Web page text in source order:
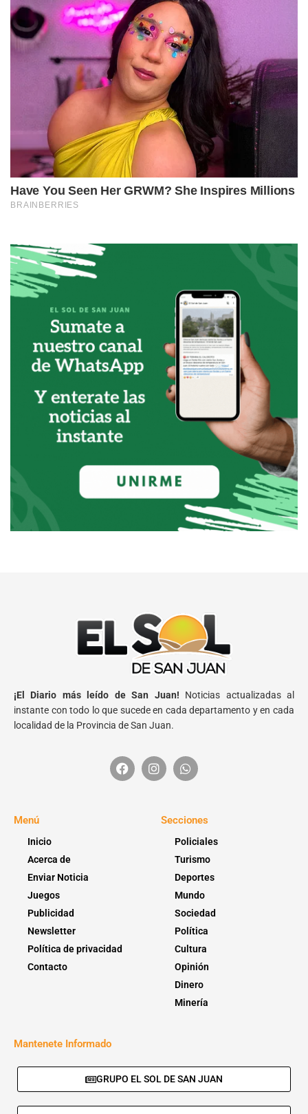
¡El Diario más leído de San Juan! Noticias actualizadas al
instante con todo lo que sucede en cada departamento y en cada
localidad de la Provincia de San Juan.
Menú
Inicio
Acerca de
Enviar Noticia
Juegos
Publicidad
Newsletter
Política de privacidad
Contacto
Secciones
Policiales
Turismo
Deportes
Mundo
Sociedad
Política
Cultura
Opinión
Dinero
Minería
Mantenete Informado
GRUPO EL SOL DE SAN JUAN